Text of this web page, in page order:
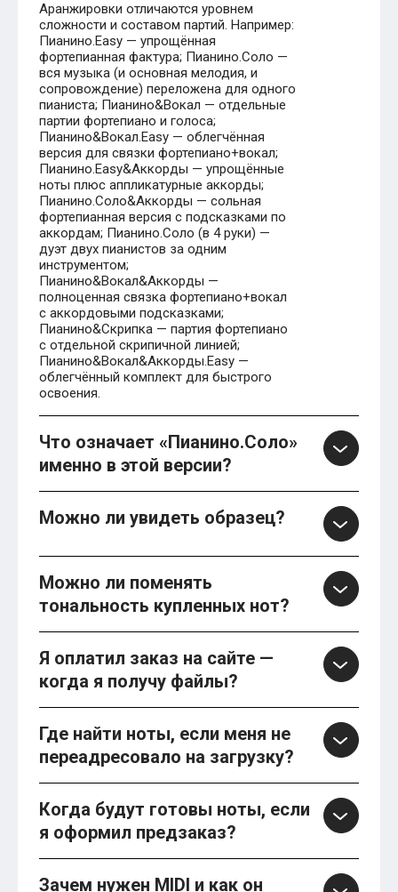
Аранжировки отличаются уровнем
сложности и составом партий. Например:
Пианино.Easy — упрощённая
фортепианная фактура; Пианино.Соло —
вся музыка (и основная мелодия, и
сопровождение) переложена для одного
пианиста; Пианино&Вокал — отдельные
партии фортепиано и голоса;
Пианино&Вокал.Easy — облегчённая
версия для связки фортепиано+вокал;
Пианино.Easy&Аккорды — упрощённые
ноты плюс аппликатурные аккорды;
Пианино.Соло&Аккорды — сольная
фортепианная версия с подсказками по
аккордам; Пианино.Соло (в 4 руки) —
дуэт двух пианистов за одним
инструментом;
Пианино&Вокал&Аккорды —
полноценная связка фортепиано+вокал
с аккордовыми подсказками;
Пианино&Скрипка — партия фортепиано
с отдельной скрипичной линией;
Пианино&Вокал&Аккорды.Easy —
облегчённый комплект для быстрого
освоения.
Что означает «Пианино.Соло»
именно в этой версии?
Можно ли увидеть образец?
Можно ли поменять
тональность купленных нот?
Я оплатил заказ на сайте —
когда я получу файлы?
Где найти ноты, если меня не
переадресовало на загрузку?
Когда будут готовы ноты, если
я оформил предзаказ?
Зачем нужен MIDI и как он